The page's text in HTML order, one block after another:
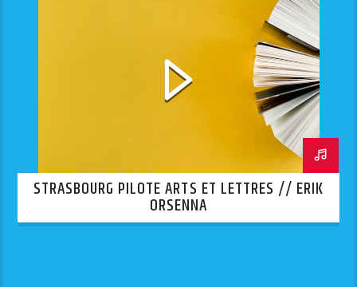
STRASBOURG PILOTE ARTS ET LETTRES // ERIK
ORSENNA